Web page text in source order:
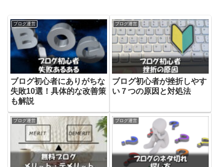
ブログ運営
ブログ初心者にありがちな
失敗10選！具体的な改善策
も解説
ブログ運営
ブログ初心者が挫折しやす
い７つの原因と対処法
ブログ運営 ブログ運営